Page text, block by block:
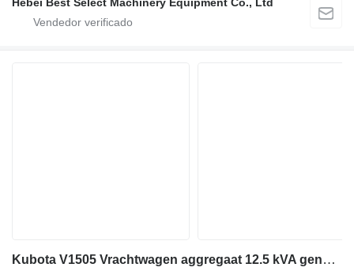
Kubota V1505 Vrachtwagen aggregaat 12.5 kVA generatorset